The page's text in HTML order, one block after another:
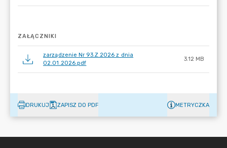
ZAŁĄCZNIKI
zarządzenie Nr 93.Z.2026 z dnia
02.01.2026.pdf
3.12 MB
DRUKUJ ZAPISZ DO PDF METRYCZKA